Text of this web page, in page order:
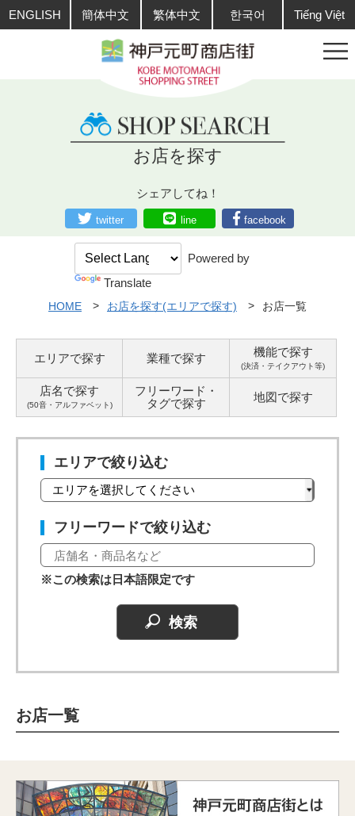
ENGLISH 簡体中文 繁体中文 한국어 Tiếng Việt
お店を探す
シェアしてね！
twitter line facebook
Powered by
Translate
HOME お店を探す(エリアで探す) お店一覧
エリアで探す 業種で探す 機能で探す
(決済・テイクアウト等)
店名で探す
(50音・アルファベット)
フリーワード・
タグで探す 地図で探す
エリアで絞り込む
フリーワードで絞り込む
※この検索は日本語限定です
お店一覧